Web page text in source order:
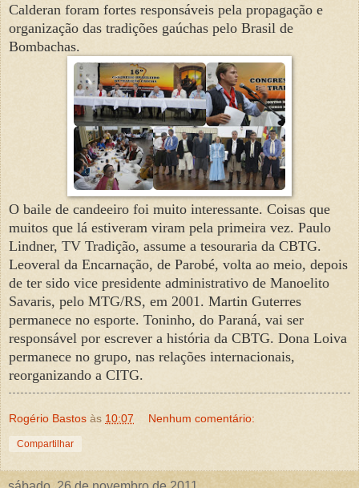
Calderan foram fortes responsáveis pela propagação e
organização das tradições gaúchas pelo Brasil de
Bombachas.
O baile de candeeiro foi muito interessante. Coisas que
muitos que lá estiveram viram pela primeira vez. Paulo
Lindner, TV Tradição, assume a tesouraria da CBTG.
Leoveral da Encarnação, de Parobé, volta ao meio, depois
de ter sido vice presidente administrativo de Manoelito
Savaris, pelo MTG/RS, em 2001. Martin Guterres
permanece no esporte. Toninho, do Paraná, vai ser
responsável por escrever a história da CBTG. Dona Loiva
permanece no grupo, nas relações internacionais,
reorganizando a CITG.
Rogério Bastos às 10:07 Nenhum comentário:
Compartilhar